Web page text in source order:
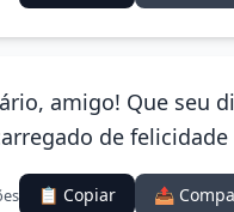
amigo! Que seu
de felicidade
📋 Copiar 📤